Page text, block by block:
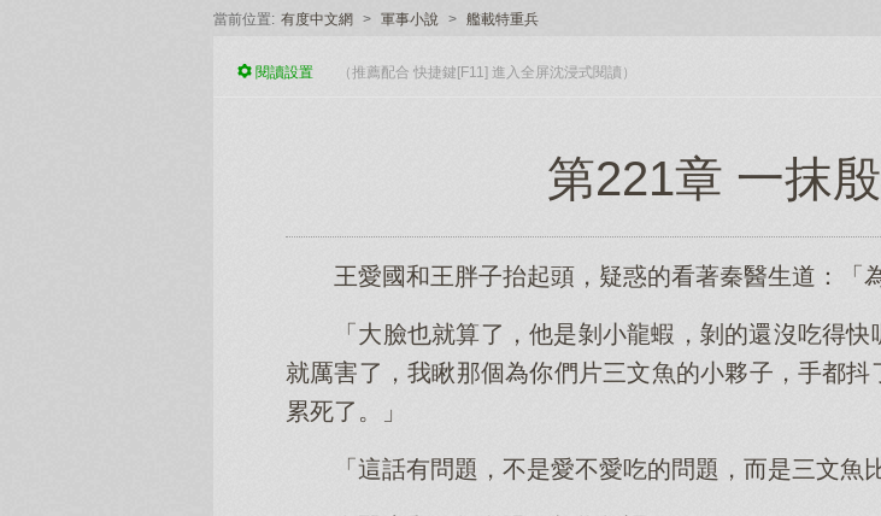
當前位置: 有度中文網 > 軍事小說 > 艦載特重兵
閱讀設置 （推薦配合 快捷鍵[F11] 進入全屏沈浸式閱讀）
第221章 一抹
王愛國和王胖子抬起頭，疑惑的看著秦醫生道：「
「大臉也就算了，他是剝小龍蝦，剝的還沒吃得
就厲害了，我瞅那個為你們片三文魚的小夥子，手都
累死了。」
「這話有問題，不是愛不愛吃的問題，而是三文魚